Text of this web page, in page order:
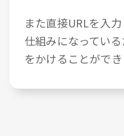
また直接URLを入
仕組みになってい
をかけることができ